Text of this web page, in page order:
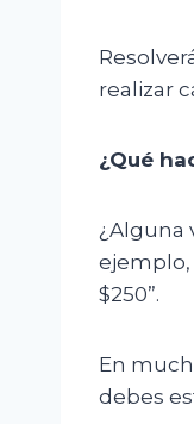
realizar
¿Qué
¿Alguna
ejemplo,
$250”.
En
debes